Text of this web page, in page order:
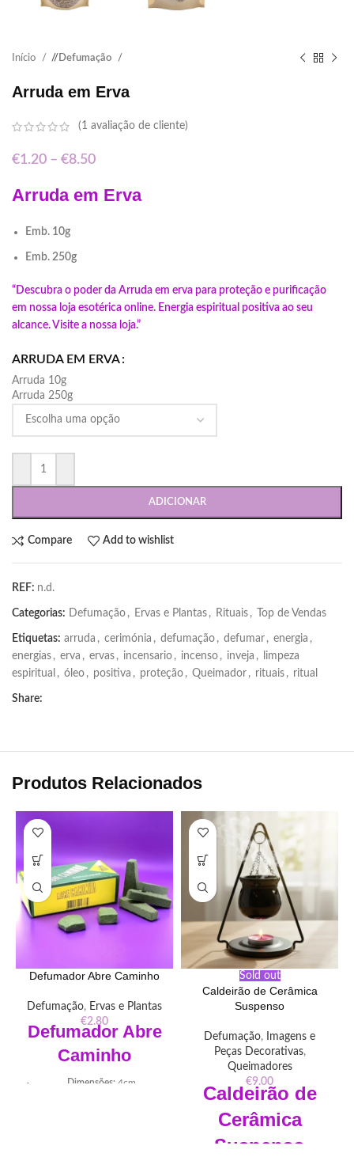
Início / Defumação
Arruda em Erva
(1 avaliação de cliente)
€1.20 – €8.50
Arruda em Erva
Emb. 10g
Emb. 250g
“Descubra o poder da Arruda em erva para proteção e purificação
em nossa loja esotérica online. Energia espiritual positiva ao seu
alcance. Visite a nossa loja.”
ARRUDA EM ERVA
Arruda 10g
Arruda 250g
ADICIONAR
Compare Add to wishlist
REF: n.d.
Categorias: Defumação , Ervas e Plantas , Rituais , Top de Vendas
Etiquetas: arruda , cerimónia , defumação , defumar , energia ,
energias , erva , ervas , incensario , incenso , inveja ,
limpeza
espiritual , óleo , positiva , proteção , Queimador , rituais , ritual
Share:
Produtos Relacionados
Defumador Abre Caminho
Defumação, Ervas e Plantas
€2.80
Defumador Abre
Caminho
Dimensões:4cm
Sold out
Caldeirão de Cerâmica
Suspenso
Defumação,
Imagens e
Peças Decorativas,
Queimadores
€9.00
Caldeirão de
Cerâmica
Suspenso